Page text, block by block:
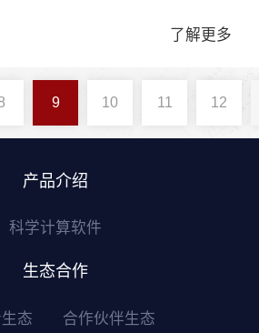
了解更多
9 10 11 12
产品介绍
科学计算软件
生态合作
态 合作伙伴生态